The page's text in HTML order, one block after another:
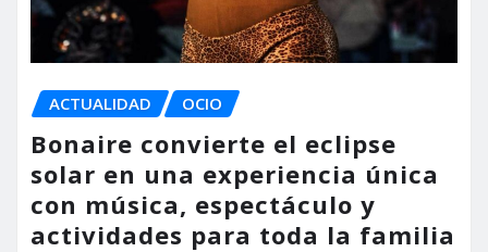
ACTUALIDAD OCIO
Bonaire convierte el eclipse
solar en una experiencia única
con música, espectáculo y
actividades para toda la familia